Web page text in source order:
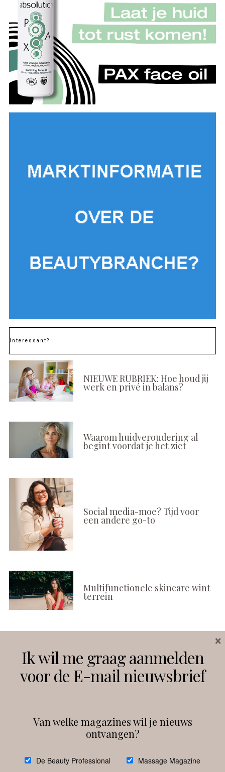
Interessant?
NIEUWE RUBRIEK: Hoe houd jij
werk en privé in balans?
Waarom huidveroudering al
begint voordat je het ziet
Social media-moe? Tijd voor
een andere go-to
Multifunctionele skincare wint
terrein
Instagram Facebook
debeautyprofessional
Ik wil me graag aanmelden
voor de E-mail nieuwsbrief
Van welke magazines wil je nieuws
ontvangen?
De Beauty Professional Massage Magazine
×